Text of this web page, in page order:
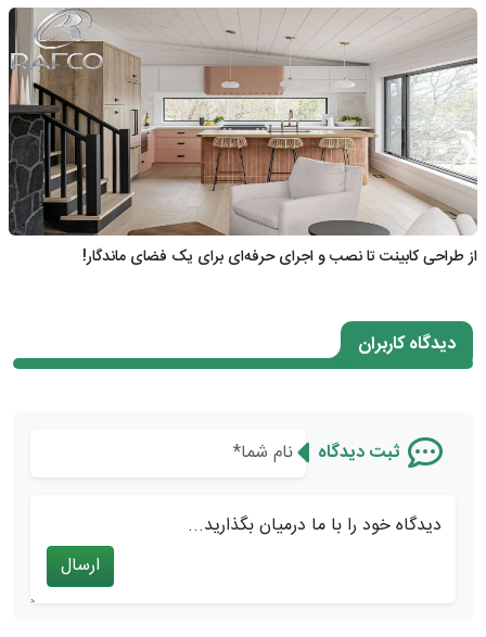
از طراحی کابینت تا نصب و اجرای حرفه‌ای برای یک فضای ماندگار!
دیدگاه کاربران
ثبت دیدگاه
دیدگاه خود را با ما درمیان بگذارید...
ارسال